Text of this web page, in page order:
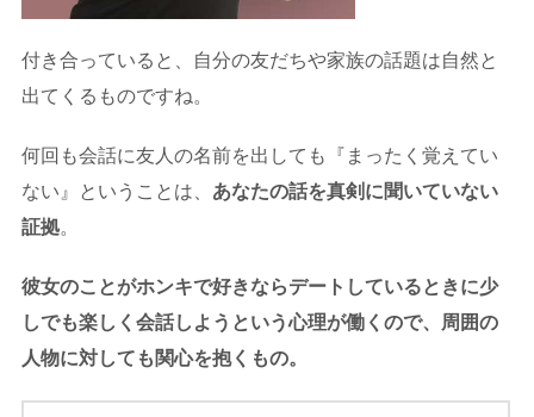
付き合っていると、自分の友だちや家族の話題は自然と
出てくるものですね。
何回も会話に友人の名前を出しても『まったく覚えてい
ない』ということは、 あなたの話を真剣に聞いていない
証拠。
彼女のことがホンキで好きならデートしているときに少
しでも楽しく会話しようという心理が働くので、周囲の
人物に対しても関心を抱くもの。